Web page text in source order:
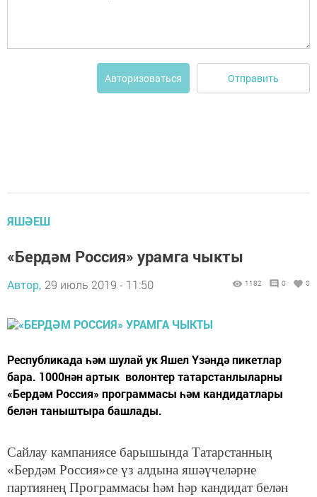
Авторизоваться Отправить
ЯШӘЕШ
«Бердәм Россия» урамга чыкты
Автор, 29 июль 2019 - 11:50 1182 0 0
​​​​​​​Республикада һәм шулай ук Яшел Үзәндә пикетлар
бара. 1000нән артык волонтер татарстанлыларны
«Бердәм Россия» программасы һәм кандидатлары
белән таныштыра башлады.
Сайлау кампаниясе барышында Татарстанның
«Бердәм Россия»се үз алдына яшәүчеләрне
партиянең Программасы һәм һәр кандидат белән